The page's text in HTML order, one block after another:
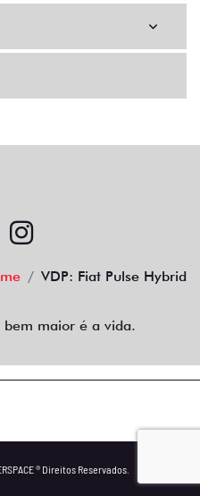
VDP: Fiat Pulse Hybrid
bem maior é a vida.
® Direitos Reservados.